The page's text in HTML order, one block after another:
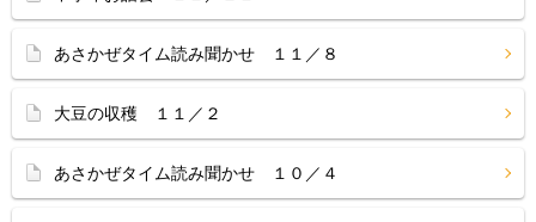
あさかぜタイム読み聞かせ １１／８
大豆の収穫 １１／２
あさかぜタイム読み聞かせ １０／４